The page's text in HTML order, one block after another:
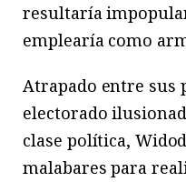
resultaría
emplearía como
Atrapado entre sus
electorado
clase política,
malabares para